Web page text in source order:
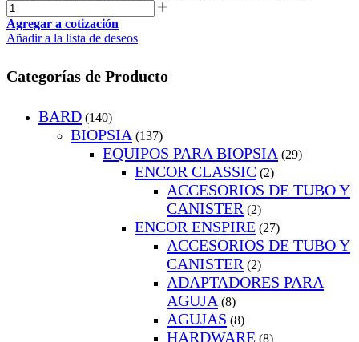
Agregar a cotización
Añadir a la lista de deseos
Categorías de Producto
BARD (140)
BIOPSIA (137)
EQUIPOS PARA BIOPSIA (29)
ENCOR CLASSIC (2)
ACCESORIOS DE TUBO Y
CANISTER (2)
ENCOR ENSPIRE (27)
ACCESORIOS DE TUBO Y
CANISTER (2)
ADAPTADORES PARA
AGUJA (8)
AGUJAS (8)
HARDWARE (8)